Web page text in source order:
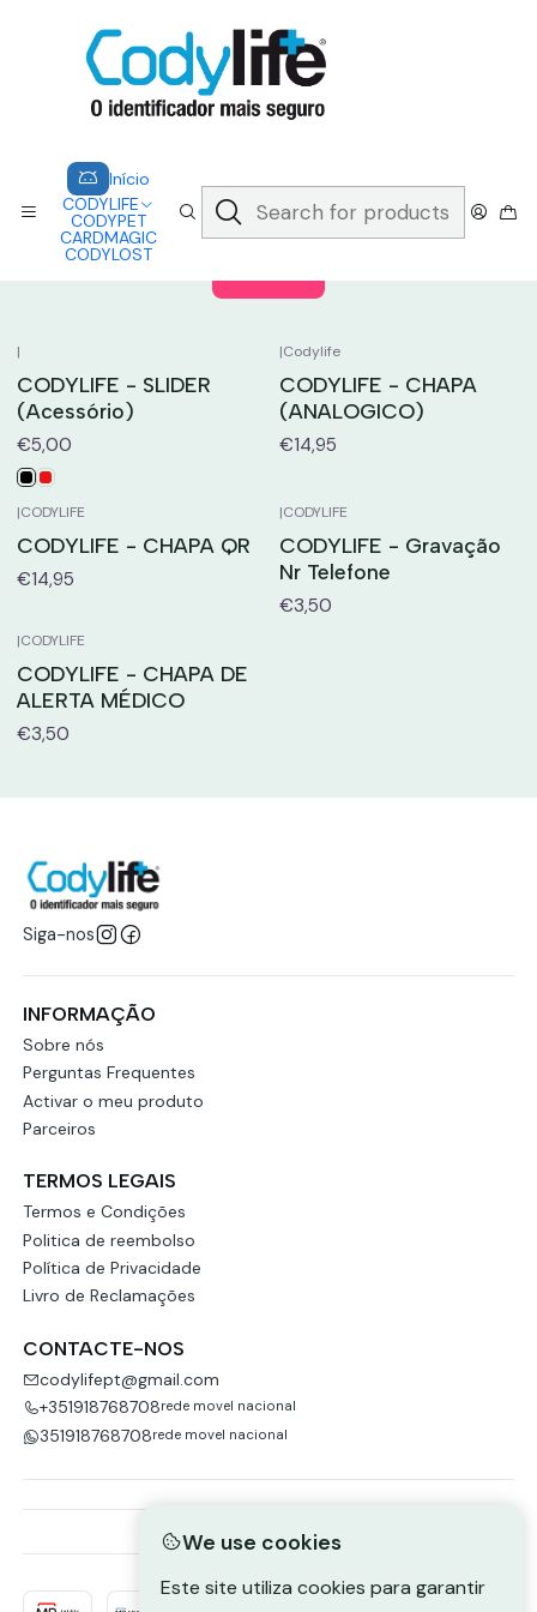
Início
CODYLIFE
CODYPET
CARDMAGIC
CODYLOST
A CODYLIFE PERMITE AOS SOCORRISTAS ACEDER
INSTANTANEAMENTE AOS SEUS DADOS ATRAVÉS DE UM QR CODE
Saber mais
ACESSÓRIOS
|
CODYLIFE - SLIDER
(Acessório)
€5,00
|Codylife
CODYLIFE - CHAPA
(ANALOGICO)
€14,95
|CODYLIFE
CODYLIFE - CHAPA QR
€14,95
|CODYLIFE
CODYLIFE - Gravação
Nr Telefone
€3,50
|CODYLIFE
CODYLIFE - CHAPA DE
ALERTA MÉDICO
€3,50
Siga-nos
INFORMAÇÃO
Sobre nós
Perguntas Frequentes
Activar o meu produto
Parceiros
TERMOS LEGAIS
Termos e Condições
Politica de reembolso
Política de Privacidade
Livro de Reclamações
CONTACTE-NOS
codylifept@gmail.com
+351918768708rede movel nacional
351918768708rede movel nacional
We use cookies
Este site utiliza cookies para garantir